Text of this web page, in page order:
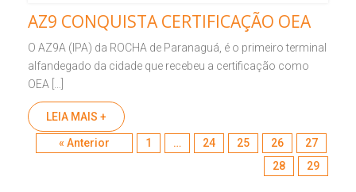
AZ9 CONQUISTA CERTIFICAÇÃO OEA
O AZ9A (IPA) da ROCHA de Paranaguá, é o primeiro terminal
alfandegado da cidade que recebeu a certificação como
OEA […]
LEIA MAIS +
Post navigation
« Anterior 1 … 24 25 26
27
28
29